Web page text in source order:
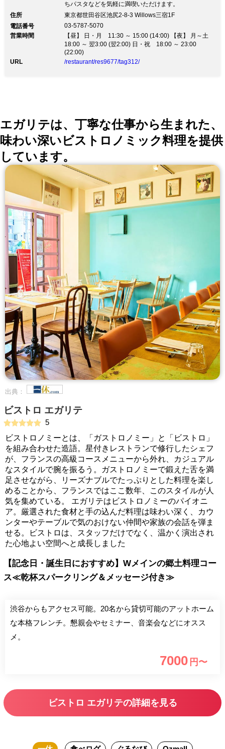
ちパスタなどを気軽に満喫いただけます。
住所
東京都世田谷区池尻2-8-3 Willows三宿1F
電話番号
03-5787-5070
営業時間
【昼】 日・月 11:30 ～ 15:00 (14:00) 【夜】 月～土
18:00 ～ 翌3:00 (翌2:00) 日・祝 18:00 ～ 23:00
(22:00)
URL
/restaurant/res9677/tag312/
エガリテは、丁寧な仕事から生まれた、
味わい深いビストロノミック料理を提供
しています。
出典：
ビストロ エガリテ
5
ビストロノミーとは、「ガストロノミー」と「ビストロ」
を組み合わせた造語。星付きレストランで修行したシェフ
が、フランスの高級コースメニューから外れ、カジュアル
なスタイルで腕を振るう。ガストロノミーで鍛えた舌を満
足させながら、リーズナブルでたっぷりとした料理を楽し
めることから、フランスではここ数年、このスタイルが人
気を集めている。 エガリテはビストロノミーのパイオニ
ア。厳選された食材と手の込んだ料理は味わい深く、カウ
ンターやテーブルで気のおけない仲間や家族の会話を弾ま
せる。ビストロは、スタッフだけでなく、温かく演出され
た心地よい空間へと成長しました
【記念日・誕生日におすすめ】Wメインの郷土料理コー
ス≪乾杯スパークリング＆メッセージ付き≫
渋谷からもアクセス可能。20名から貸切可能のアットホーム
な本格フレンチ。懇親会やセミナー、音楽会などにオスス
メ。
7000 円〜
ビストロ エガリテの詳細を見る